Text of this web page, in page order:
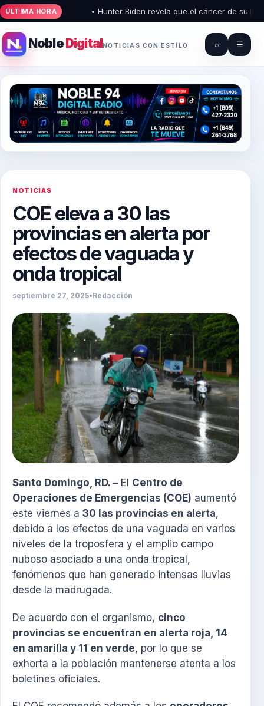
ÚLTIMA HORA • Hunter Biden revela que el cáncer de su
NobleDigitalNOTICIAS CON ESTILO ⌕ ☰
NOTICIAS
COE eleva a 30 las
provincias en alerta por
efectos de vaguada y
onda tropical
septiembre 27, 2025•Redacción
Santo Domingo, RD. – El Centro de
Operaciones de Emergencias (COE) aumentó
este viernes a 30 las provincias en alerta,
debido a los efectos de una vaguada en varios
niveles de la troposfera y el amplio campo
nuboso asociado a una onda tropical,
fenómenos que han generado intensas lluvias
desde la madrugada.
De acuerdo con el organismo, cinco
provincias se encuentran en alerta roja, 14
en amarilla y 11 en verde, por lo que se
exhorta a la población mantenerse atenta a los
boletines oficiales.